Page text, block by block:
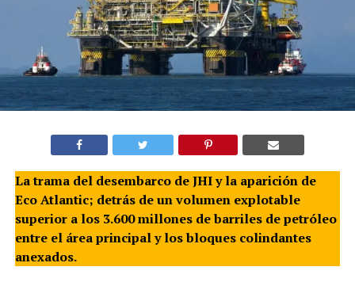
La trama del desembarco de JHI y la aparición de
Eco Atlantic; detrás de un volumen explotable
superior a los 3.600 millones de barriles de petróleo
entre el área principal y los bloques colindantes
anexados.